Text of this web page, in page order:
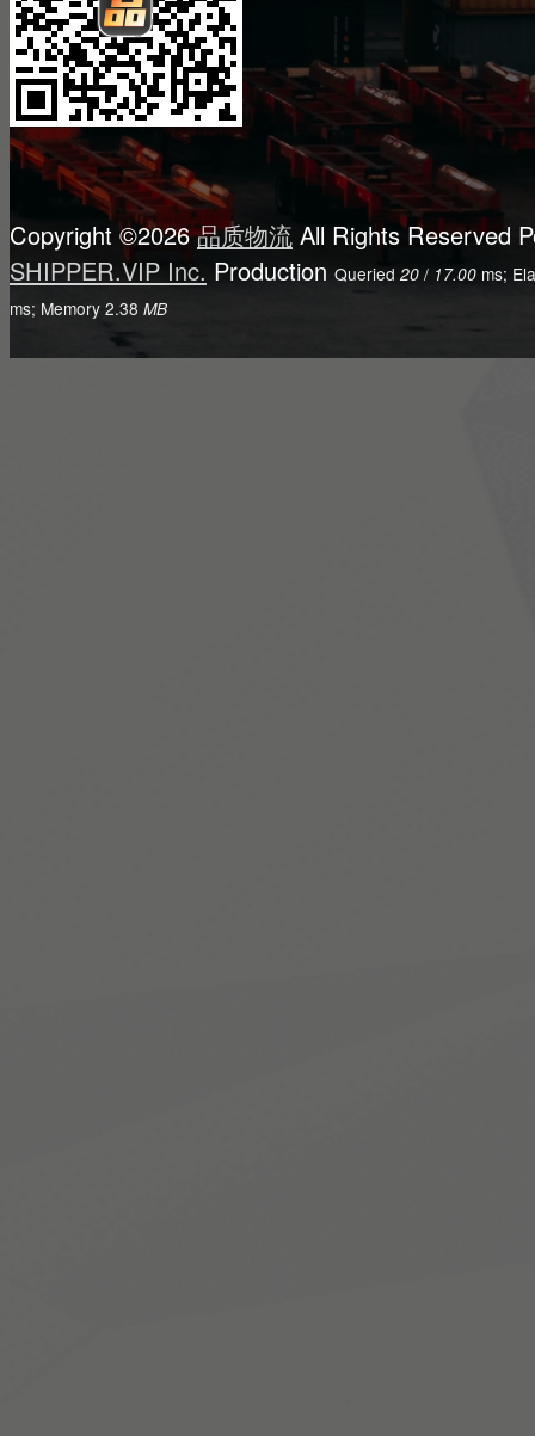
Copyright ©2026品质物流 All Rights Reserved
SHIPPER.VIP Inc. Production Queried20 / 17.00 ms;
ms; Memory 2.38 MB